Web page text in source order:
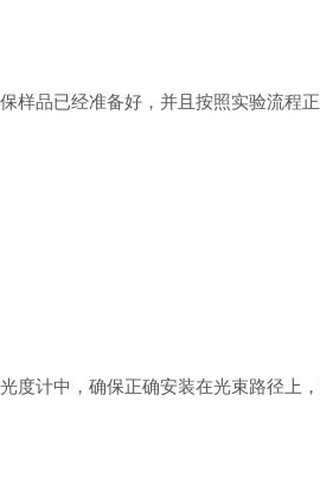
品已经准备好，并且按照实验流程正
计中，确保正确安装在光束路径上，